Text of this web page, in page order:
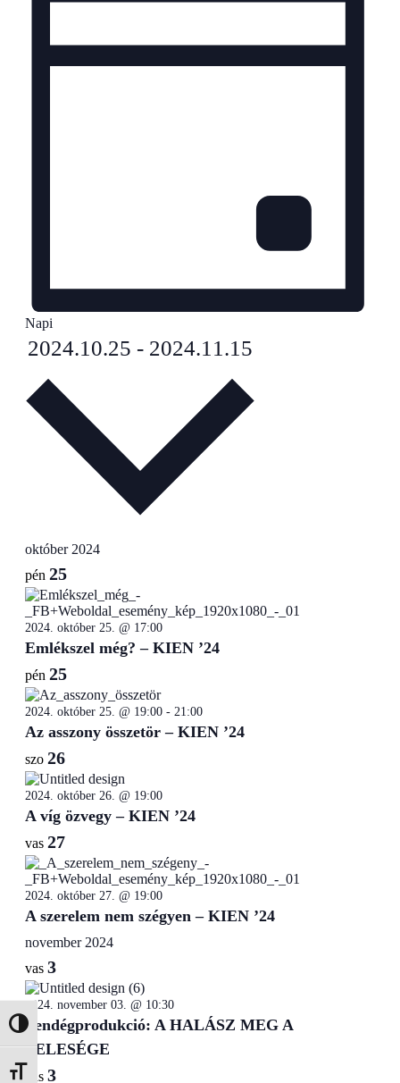
Nagy kontraszt váltása
Betűméret váltása
Napi
2024.10.25 - 2024.11.15
október 2024
pén 25
2024. október 25. @ 17:00
Emlékszel még? – KIEN ’24
pén 25
2024. október 25. @ 19:00- 21:00
Az asszony összetör – KIEN ’24
szo 26
2024. október 26. @ 19:00
A víg özvegy – KIEN ’24
vas 27
2024. október 27. @ 19:00
A szerelem nem szégyen – KIEN ’24
november 2024
vas 3
2024. november 03. @ 10:30
Vendégprodukció: A HALÁSZ MEG A
FELESÉGE
vas 3